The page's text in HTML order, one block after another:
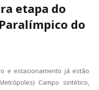
etapa do
do
e estacionamento já estão
Campo sintético,